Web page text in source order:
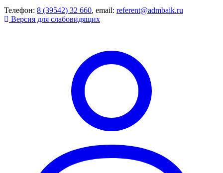
Телефон: 8 (39542) 32 660, email: referent@admbaik.ru
Версия для слабовидящих